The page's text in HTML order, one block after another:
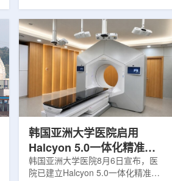
粮食和健康等领域。在健康领域，
BRIN正在开发用于核医学的放射性
药物。这类药物含有放射性物质，可
用于癌症诊断和治疗。阿里夫表示，
放射性药物研发对癌症识别和治疗具
有重要意义。在食品领域，BRIN将
核技术用于食品保鲜，重点包括出口
水果的辐照处理。阿里夫介绍，一些
韩国亚洲大学医院启用
Halcyon 5.0一体化精准放
射治疗方案
韩国亚洲大学医院8月6日宣布，医
院已建立Halcyon 5.0一体化精准放